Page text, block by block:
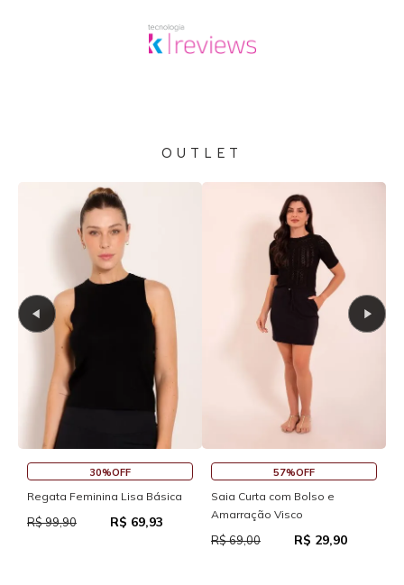
OUTLET
30%OFF
Regata Feminina Lisa Básica
R$ 99,90 R$ 69,93
57%OFF
Saia Curta com Bolso e
Amarração Visco
R$ 69,00 R$ 29,90